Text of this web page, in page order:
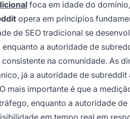
foca em idade do
opera em princípios
de SEO tradicional se
a autoridade de
na comunidade. As
já a autoridade de
mais importante é que a
enquanto a autoridade
em tempo real em